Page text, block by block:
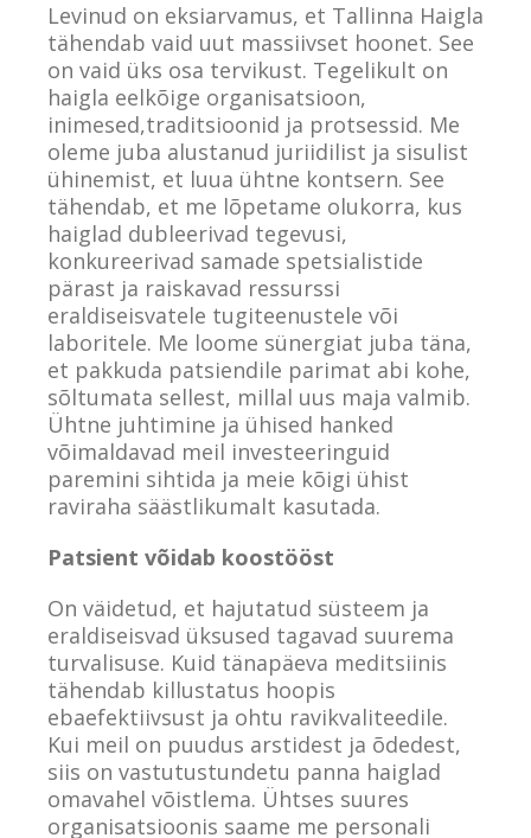
Levinud on eksiarvamus, et Tallinna Haigla
tähendab vaid uut massiivset hoonet. See
on vaid üks osa tervikust. Tegelikult on
haigla eelkõige organisatsioon,
inimesed,traditsioonid ja protsessid. Me
oleme juba alustanud juriidilist ja sisulist
ühinemist, et luua ühtne kontsern. See
tähendab, et me lõpetame olukorra, kus
haiglad dubleerivad tegevusi,
konkureerivad samade spetsialistide
pärast ja raiskavad ressurssi
eraldiseisvatele tugiteenustele või
laboritele. Me loome sünergiat juba täna,
et pakkuda patsiendile parimat abi kohe,
sõltumata sellest, millal uus maja valmib.
Ühtne juhtimine ja ühised hanked
võimaldavad meil investeeringuid
paremini sihtida ja meie kõigi ühist
raviraha säästlikumalt kasutada.
Patsient võidab koostööst
On väidetud, et hajutatud süsteem ja
eraldiseisvad üksused tagavad suurema
turvalisuse. Kuid tänapäeva meditsiinis
tähendab killustatus hoopis
ebaefektiivsust ja ohtu ravikvaliteedile.
Kui meil on puudus arstidest ja õdedest,
siis on vastutustundetu panna haiglad
omavahel võistlema. Ühtses suures
organisatsioonis saame me personali